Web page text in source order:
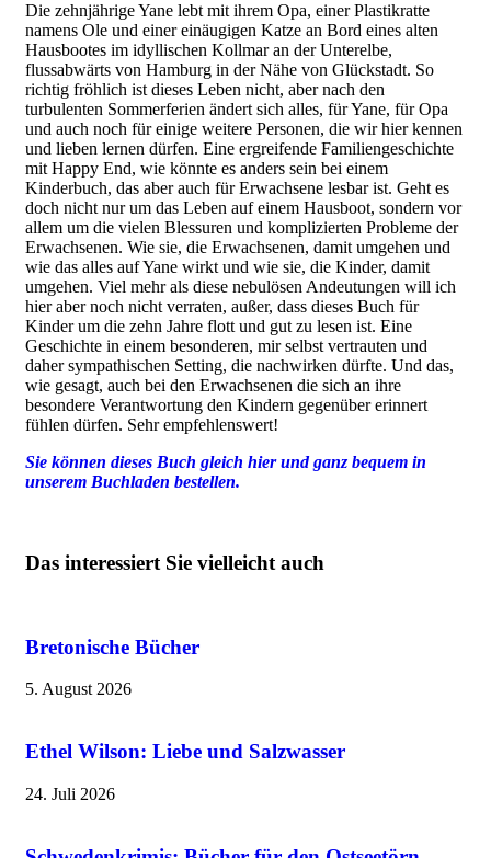
Die zehnjährige Yane lebt mit ihrem Opa, einer Plastikratte
namens Ole und einer einäugigen Katze an Bord eines alten
Hausbootes im idyllischen Kollmar an der Unterelbe,
flussabwärts von Hamburg in der Nähe von Glückstadt. So
richtig fröhlich ist dieses Leben nicht, aber nach den
turbulenten Sommerferien ändert sich alles, für Yane, für Opa
und auch noch für einige weitere Personen, die wir hier kennen
und lieben lernen dürfen. Eine ergreifende Familiengeschichte
mit Happy End, wie könnte es anders sein bei einem
Kinderbuch, das aber auch für Erwachsene lesbar ist. Geht es
doch nicht nur um das Leben auf einem Hausboot, sondern vor
allem um die vielen Blessuren und komplizierten Probleme der
Erwachsenen. Wie sie, die Erwachsenen, damit umgehen und
wie das alles auf Yane wirkt und wie sie, die Kinder, damit
umgehen. Viel mehr als diese nebulösen Andeutungen will ich
hier aber noch nicht verraten, außer, dass dieses Buch für
Kinder um die zehn Jahre flott und gut zu lesen ist. Eine
Geschichte in einem besonderen, mir selbst vertrauten und
daher sympathischen Setting, die nachwirken dürfte. Und das,
wie gesagt, auch bei den Erwachsenen die sich an ihre
besondere Verantwortung den Kindern gegenüber erinnert
fühlen dürfen. Sehr empfehlenswert!
Sie können dieses Buch gleich hier und ganz bequem in
unserem Buchladen bestellen.
Das interessiert Sie vielleicht auch
Bretonische Bücher
5. August 2026
Ethel Wilson: Liebe und Salzwasser
24. Juli 2026